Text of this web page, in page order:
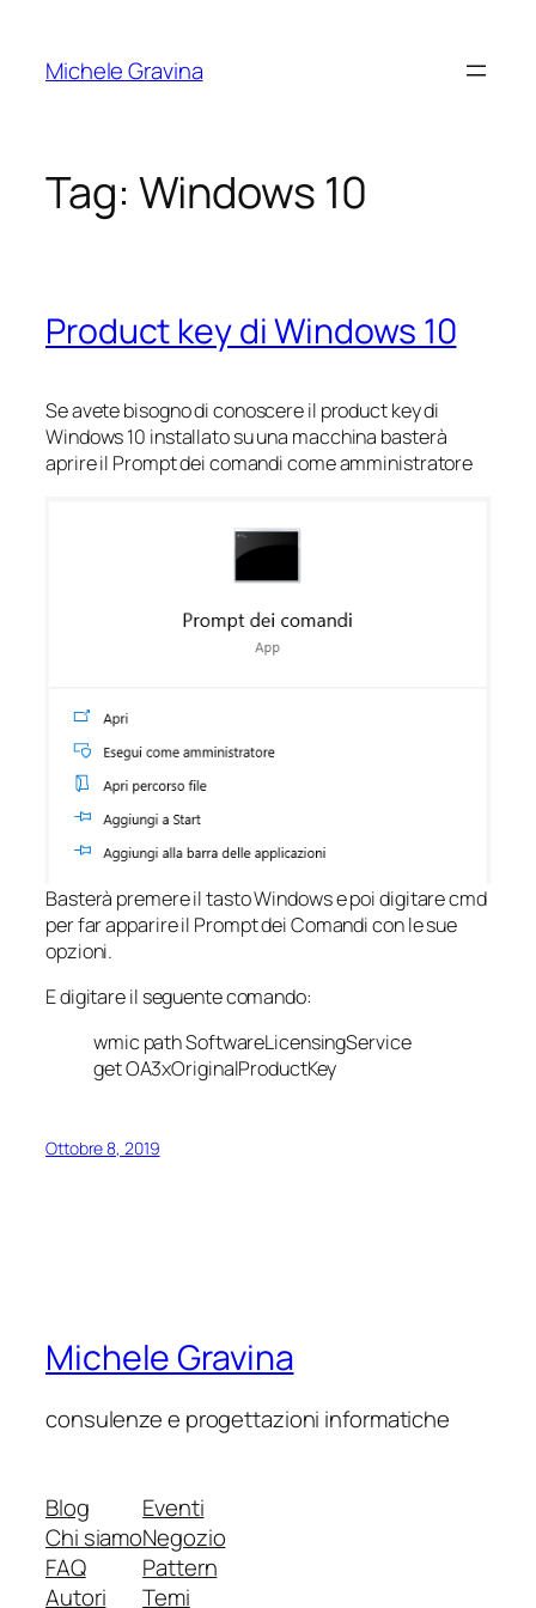
contenuto
Michele Gravina
Tag: Windows 10
Product key di Windows 10
Se avete bisogno di conoscere il product key di
Windows 10 installato su una macchina basterà
aprire il Prompt dei comandi come amministratore
Basterà premere il tasto Windows e poi digitare cmd
per far apparire il Prompt dei Comandi con le sue
opzioni.
E digitare il seguente comando:
wmic path SoftwareLicensingService
get OA3xOriginalProductKey
Ottobre 8, 2019
Michele Gravina
consulenze e progettazioni informatiche
Blog
Chi siamo
FAQ
Autori
Eventi
Negozio
Pattern
Temi